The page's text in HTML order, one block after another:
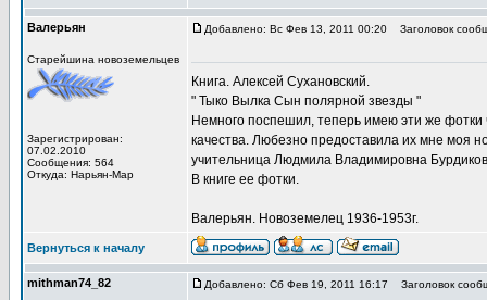
Валерьян
Старейшина новоземельцев
Зарегистрирован:
07.02.2010
Сообщения: 564
Откуда: Нарьян-Мар
Добавлено: Вс Фев 13, 2011 00:20 Заголовок
Книга. Алексей Сухановский.
" Тыко Вылка Сын полярной звезды "
Немного поспешил, теперь имею эти же фотки
качества. Любезно предоставила их мне моя
учительница Людмила Владимировна
В книге ее фотки.
Валерьян. Новоземелец 1936-1953г.
Вернуться к началу
mithman74_82 Добавлено: Сб Фев 19, 2011 16:17 Заголовок